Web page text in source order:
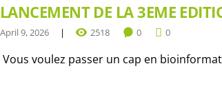
LANCEMENT DE LA 3EME
April 9, 2026 2518 0 0
Vous voulez passer un cap en